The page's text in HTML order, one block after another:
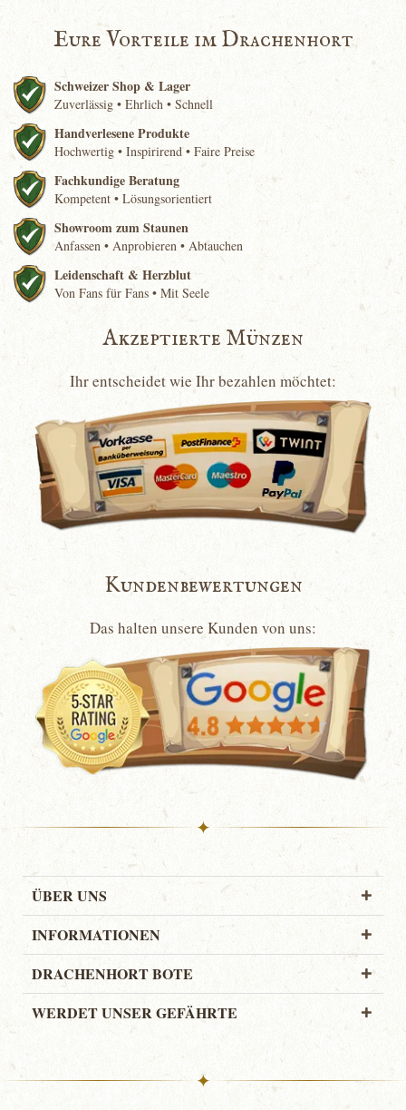
Eure Vorteile im Drachenhort
Schweizer Shop & Lager
Zuverlässig • Ehrlich • Schnell
Handverlesene Produkte
Hochwertig • Inspirirend • Faire Preise
Fachkundige Beratung
Kompetent • Lösungsorientiert
Showroom zum Staunen
Anfassen • Anprobieren • Abtauchen
Leidenschaft & Herzblut
Von Fans für Fans • Mit Seele
Akzeptierte Münzen
Ihr entscheidet wie Ihr bezahlen möchtet:
Kundenbewertungen
Das halten unsere Kunden von uns:
✦
ÜBER UNS
INFORMATIONEN
DRACHENHORT BOTE
WERDET UNSER GEFÄHRTE
✦